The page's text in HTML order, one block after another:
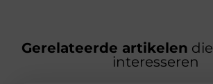
Gerelateerde artikelen
interesseren